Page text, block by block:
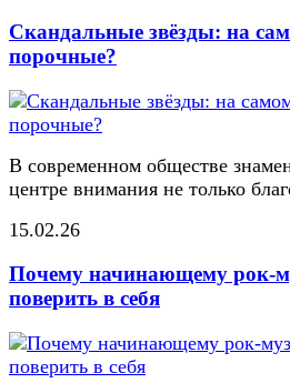
Скандальные звёзды: на
порочные?
В современном обществе
центре внимания не только
15.02.26
Почему начинающему рок-
поверить в себя